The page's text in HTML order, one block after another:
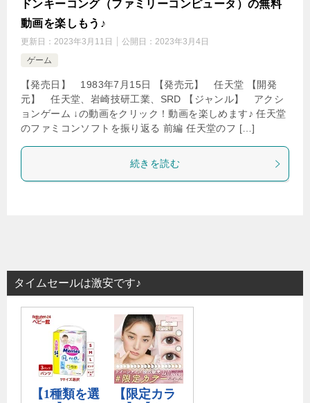
ドンキーコング（ファミリーコンピュータ）の無料
動画を楽しもう♪
更新日： 2023年3月11日 公開日： 2023年3月4日
ゲーム
【発売日】 1983年7月15日 【発売元】 任天堂 【開発
元】 任天堂、岩崎技研工業、SRD 【ジャンル】 アクシ
ョンゲーム ↓の動画をクリック！動画を楽しめます♪ 任天堂
のファミコンソフトを振り返る 前編 任天堂のフ […]
続きを読む
タイムセールは激安です♪